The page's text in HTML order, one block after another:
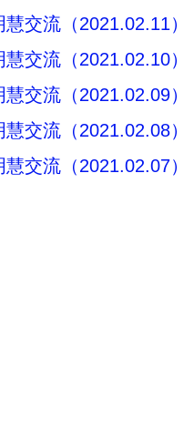
慧交流（2021.02.11）
慧交流（2021.02.10）
慧交流（2021.02.09）
慧交流（2021.02.08）
慧交流（2021.02.07）